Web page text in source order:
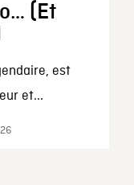
(Et
est
et...